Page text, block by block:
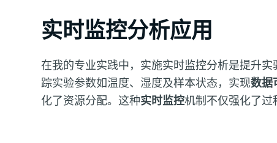
实时监控分析应用
在我的专业实践中，实施实时监控分析是提升实
踪实验参数如温度、湿度及样本状态，实现数据
化了资源分配。这种实时监控机制不仅强化了过